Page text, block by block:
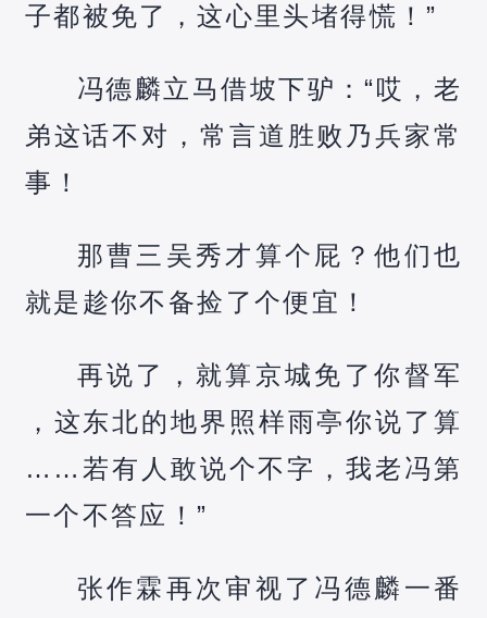
子都被免了，这心里头堵得慌！”
冯德麟立马借坡下驴：“哎，老
弟这话不对，常言道胜败乃兵家常
事！
那曹三吴秀才算个屁？他们也
就是趁你不备捡了个便宜！
再说了，就算京城免了你督军
，这东北的地界照样雨亭你说了算
……若有人敢说个不字，我老冯第
一个不答应！”
张作霖再次审视了冯德麟一番